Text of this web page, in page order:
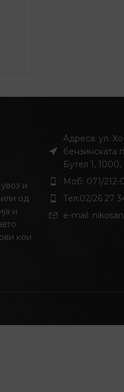
и
од
и
кои
Адреса: ул.
бензинската
Бутел 1, 1000,
Моб: 071/212-
Тел:02/26 27
e-mail: